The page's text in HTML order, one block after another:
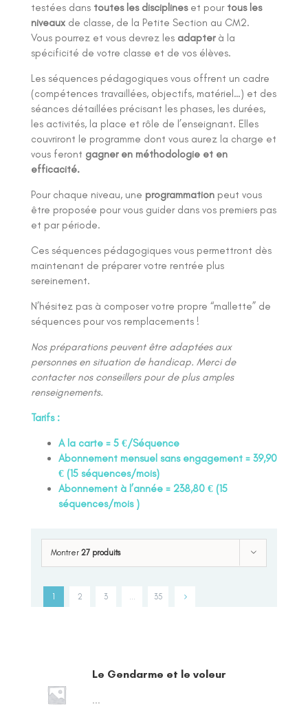
testées dans toutes les disciplineset pourtous les
niveaux de classe, de la Petite Section au CM2.
Vous pourrez et vous devrez les adapterà la
spécificité de votre classe et de vos élèves.
Les séquences pédagogiques vous offrent un cadre
(compétences travaillées, objectifs, matériel…) et des
séances détaillées précisant les phases, les durées,
les activités, la place et rôle de l’enseignant. Elles
couvriront le programme dont vous aurez la charge et
vous feront gagner en méthodologie et en
efficacité.
Pour chaque niveau, une programmation peut vous
être proposée pour vous guider dans vos premiers pas
et par période.
Ces séquences pédagogiques vous permettront dès
maintenant de préparer votre rentrée plus
sereinement.
N’hésitez pas à composer votre propre “mallette” de
séquences pour vos remplacements !
Nos préparations peuvent être adaptées aux
personnes en situation de handicap. Merci de
contacter nos conseillers pour de plus amples
renseignements.
Tarifs :
A la carte = 5 €/Séquence
Abonnement mensuel sans engagement = 39,90
€ (15 séquences/mois)
Abonnement à l’année = 238,80 € (15
séquences/mois )
Montrer 27 produits
1 2 3 35
Le Gendarme et le voleur
...